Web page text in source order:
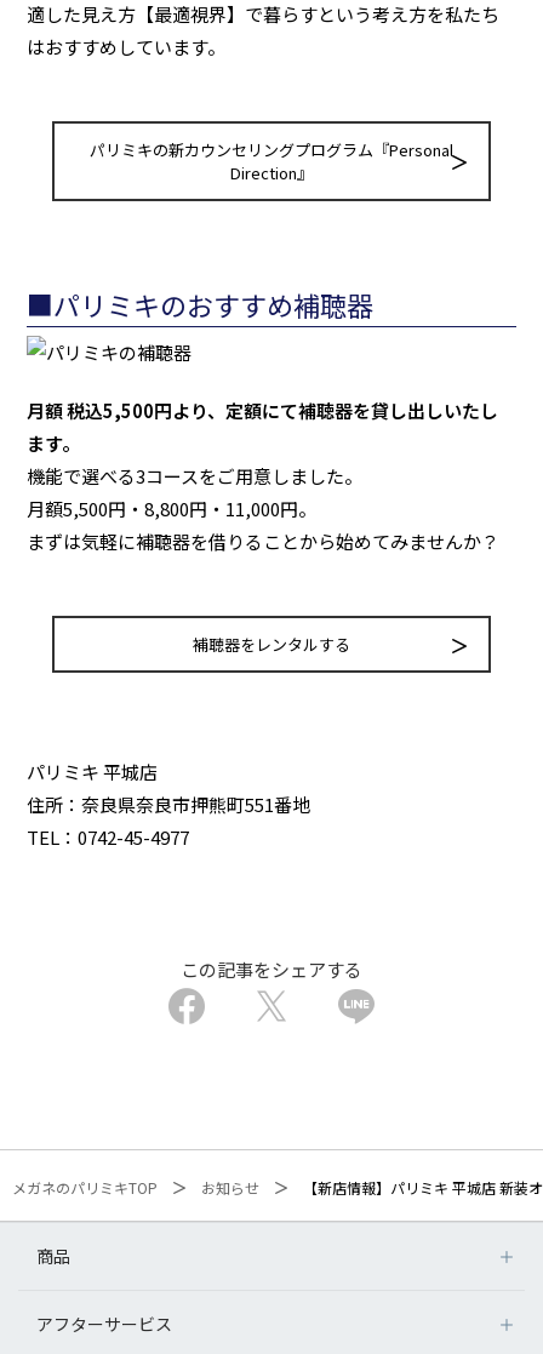
適した見え方【最適視界】で暮らすという考え方を私たち
はおすすめしています。
パリミキの新カウンセリングプログラム『Personal
Direction』
■パリミキのおすすめ補聴器
月額 税込5,500円より、定額にて補聴器を貸し出しいたし
ます。
機能で選べる3コースをご用意しました。
月額5,500円・8,800円・11,000円。
まずは気軽に補聴器を借りることから始めてみませんか？
補聴器をレンタルする
パリミキ 平城店
住所：奈良県奈良市押熊町551番地
TEL：0742-45-4977
この記事をシェアする
メガネのパリミキTOP お知らせ 【新店情報】パリミキ 平城店 新装
商品
アフターサービス